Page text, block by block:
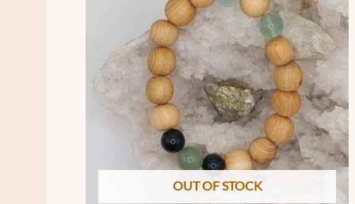
OUT OF STOCK